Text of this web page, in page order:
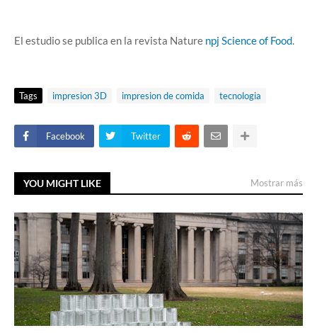
El estudio se publica en la revista Nature npj Science of Food.
Tags impresion 3D impresion de comida tecnologia
Facebook Twitter
YOU MIGHT LIKE Mostrar más